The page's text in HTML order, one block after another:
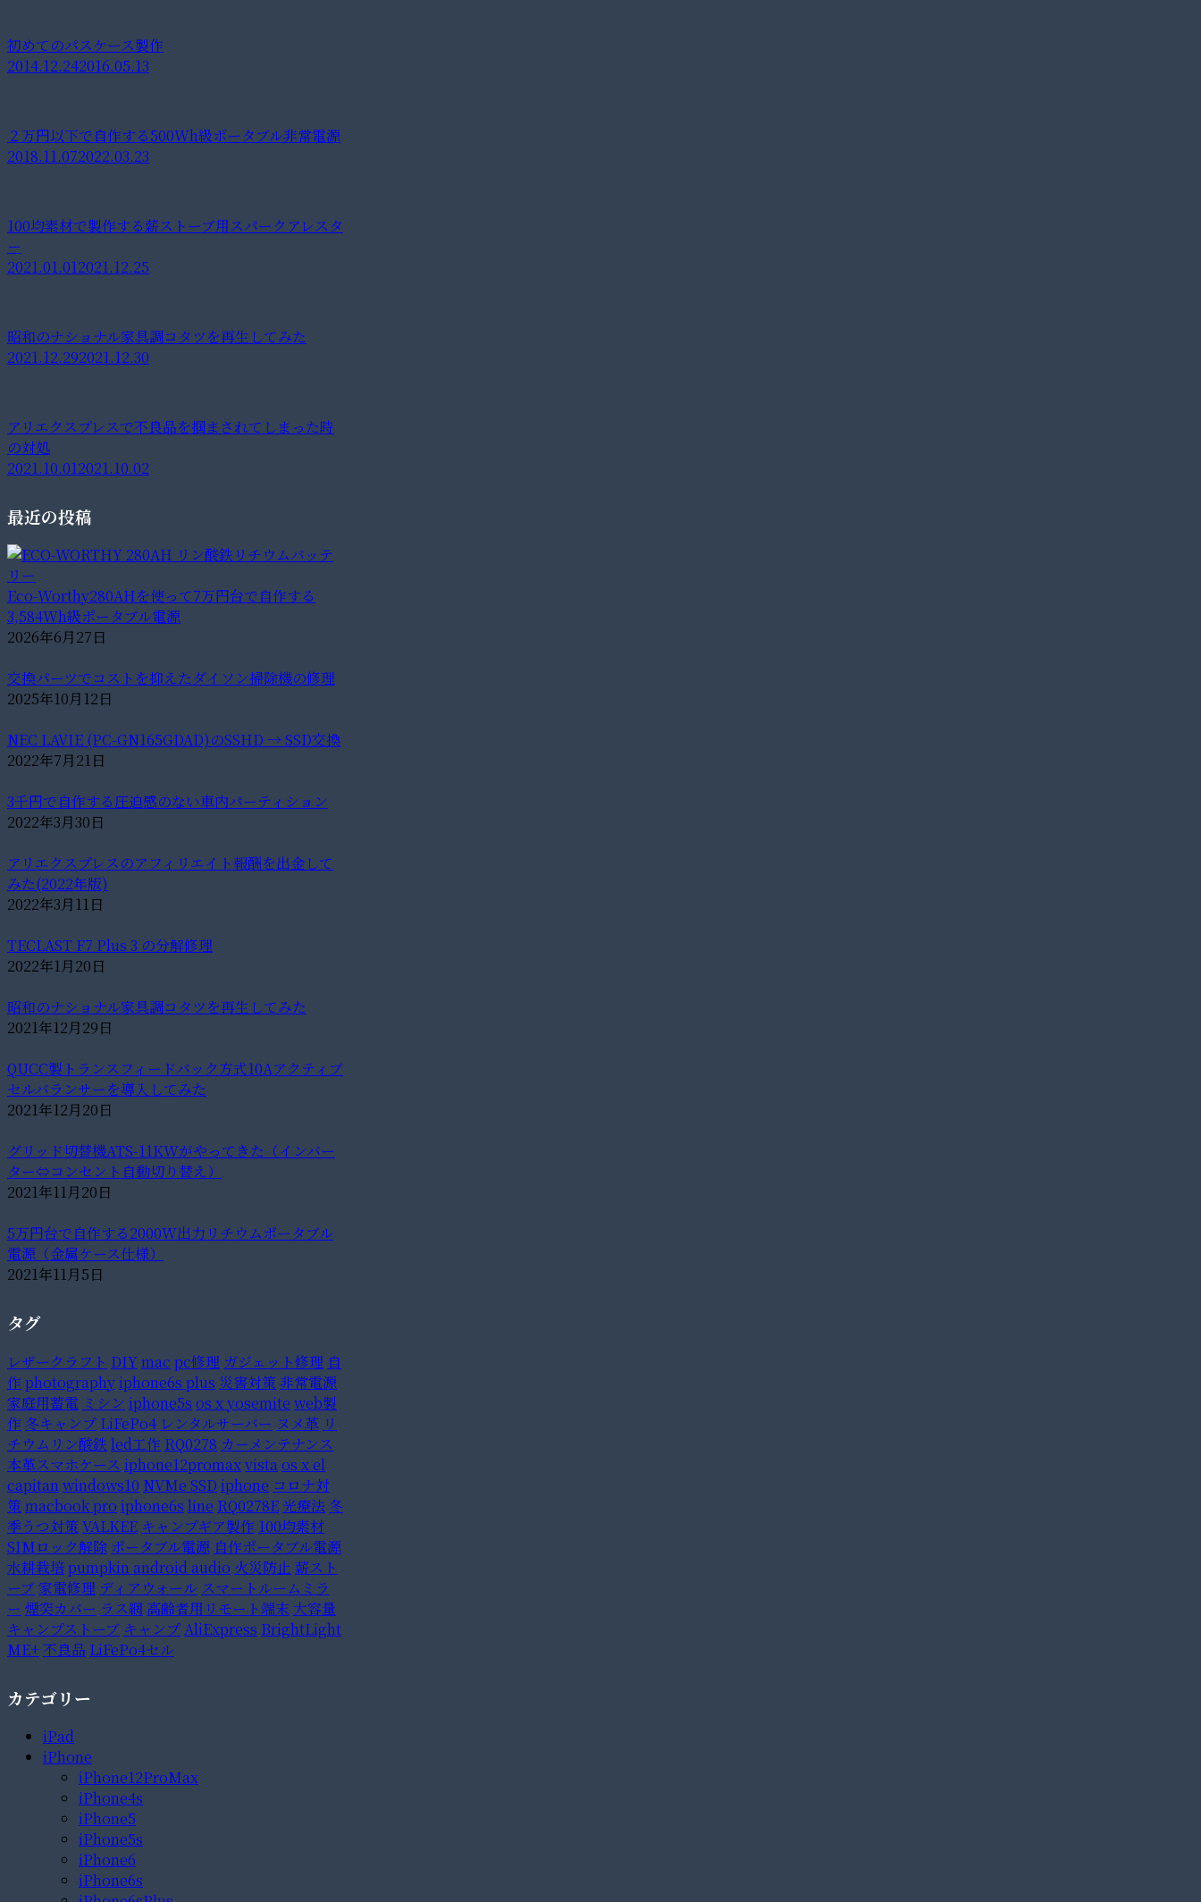
初めてのパスケース製作
2014.12.242016.05.13
２万円以下で自作する500Wh級ポータブル非常電源
2018.11.072022.03.23
100均素材で製作する薪ストーブ用スパークアレスタ
ー
2021.01.012021.12.25
昭和のナショナル家具調コタツを再生してみた
2021.12.292021.12.30
アリエクスプレスで不良品を掴まされてしまった時
の対処
2021.10.012021.10.02
最近の投稿
Eco-Worthy280AHを使って7万円台で自作する
3,584Wh級ポータブル電源
2026年6月27日
交換パーツでコストを抑えたダイソン掃除機の修理
2025年10月12日
NEC LAVIE (PC-GN165GDAD)のSSHD → SSD交換
2022年7月21日
3千円で自作する圧迫感のない車内パーティション
2022年3月30日
アリエクスプレスのアフィリエイト報酬を出金して
みた(2022年版)
2022年3月11日
TECLAST F7 Plus 3 の分解修理
2022年1月20日
昭和のナショナル家具調コタツを再生してみた
2021年12月29日
QUCC製トランスフィードバック方式10Aアクティブ
セルバランサーを導入してみた
2021年12月20日
グリッド切替機ATS-11KWがやってきた（インバー
ター⇔コンセント自動切り替え）
2021年11月20日
5万円台で自作する2000W出力リチウムポータブル
電源（金属ケース仕様）
2021年11月5日
タグ
レザークラフト DIYmac pc修理 ガジェット修理 自
作 photography iphone6s plus 災害対策非常電源
家庭用蓄電 ミシン iphone5s os x yosemite web製
作 冬キャンプ LiFePo4 レンタルサーバー ヌメ革 リ
チウムリン酸鉄 led工作 RQ0278 カーメンテナンス
本革スマホケース iphone12promaxvistaos x el
capitanwindows10 NVMe SSD iphone コロナ対
策macbook pro iphone6s line RQ0278E 光療法 冬
季うつ対策VALKEE キャンプギア製作 100均素材
SIMロック解除 ポータブル電源 自作ポータブル電源
水耕栽培pumpkin android audio 火災防止 薪スト
ーブ家電修理 ディアウォール スマートルームミラ
ー 煙突カバー ラス網 高齢者用リモート端末大容量
キャンプストーブ キャンプAliExpress BrightLight
ME+不良品 LiFePo4セル
カテゴリー
iPad
iPhone
iPhone12ProMax
iPhone4s
iPhone5
iPhone5s
iPhone6
iPhone6s